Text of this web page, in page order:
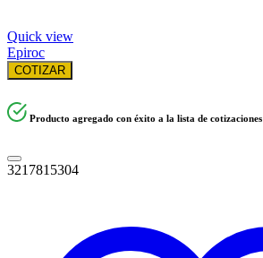
Quick view
Epiroc
COTIZAR
Producto agregado con éxito a la lista de cotizaciones
3217815304